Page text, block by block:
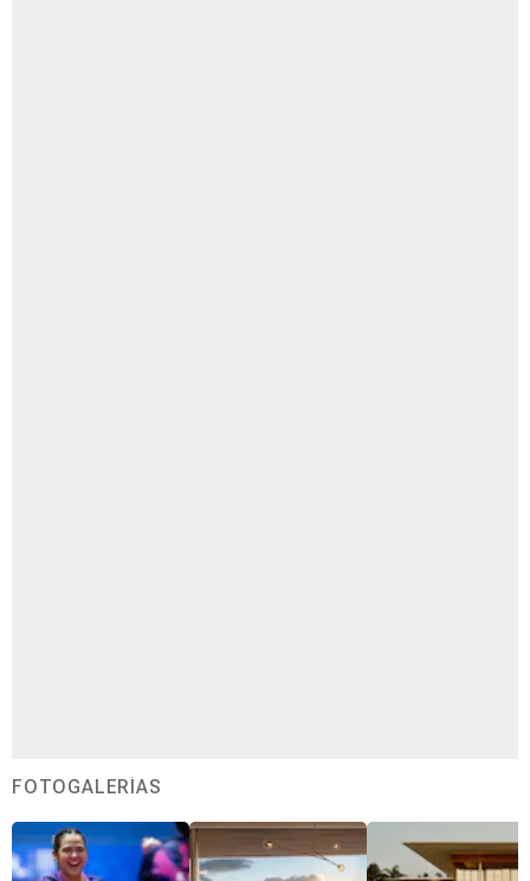
FOTOGALERÍAS